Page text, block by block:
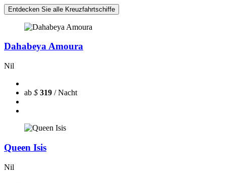
Entdecken Sie alle Kreuzfahrtschiffe
Dahabeya Amoura
Nil
ab $ 319 / Nacht
Queen Isis
Nil